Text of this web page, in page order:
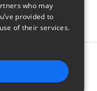
who may
provided to
of their services.